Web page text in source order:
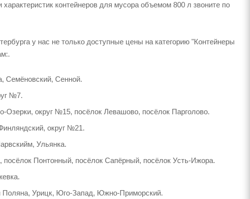
контейнеров для мусора объемом 800 л звоните по
у нас не только доступные цены на категорию "Контейнеры
Семёновский, Сенной.
№7.
округ №15, посёлок Левашово, посёлок Парголово.
округ №21.
Ульянка.
Понтонный, посёлок Сапёрный, посёлок Усть-Ижора.
Поляна, Урицк, Юго-Запад, Южно-Приморский.